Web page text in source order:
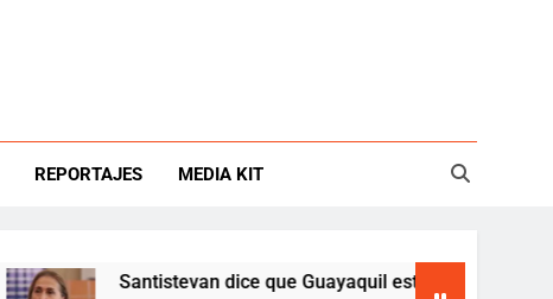
REPORTAJES MEDIA KIT
Santistevan dice que Guayaquil está en emergencia